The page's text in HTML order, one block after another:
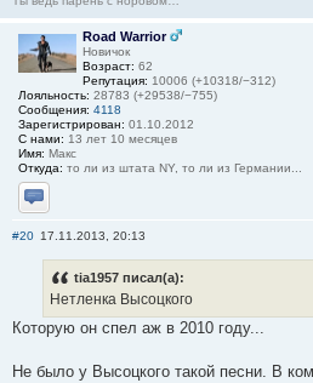
Road Warrior
Новичок
Возраст: 62
Репутация: 10006 (+10318/−312)
Лояльность: 28783 (+29538/−755)
Сообщения: 4118
Зарегистрирован: 01.10.2012
С нами: 13 лет 10 месяцев
Имя: Макс
Откуда: то ли из штата NY, то ли из Германии...
Отправить личное сообщение
#20 17.11.2013, 20:13
tia1957 писал(а):
Нетленка Высоцкого
Которую он спел аж в 2010 году...
Не было у Высоцкого такой песни. В